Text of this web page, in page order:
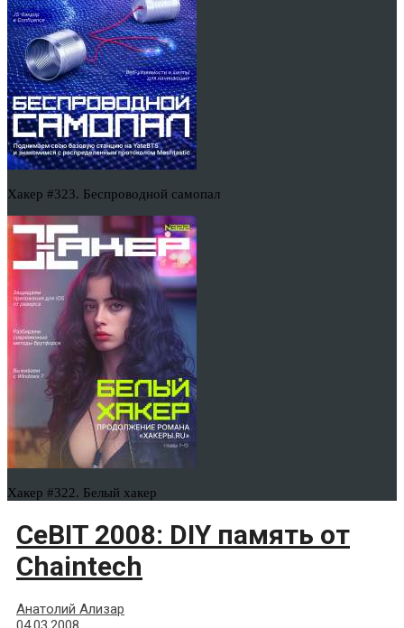
Хакер #323. Беспроводной самопал
Хакер #322. Белый хакер
CeBIT 2008: DIY память от
Chaintech
Анатолий Ализар